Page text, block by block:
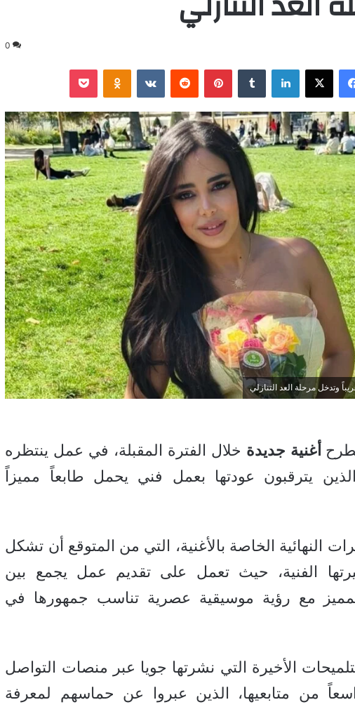
0
فيسبوك ‫X لينكدإن ‏Tumblr بينتيريست ‏Reddit
‏VKontakte
Odnoklassniki
‫Pocket
وتدخل مرحلة العد التنازلي
أغنية جديدة خلال الفترة المقبلة، في عمل ينتظره
يترقبون عودتها بعمل فني يحمل طابعاً مميزاً
النهائية الخاصة بالأغنية، التي من المتوقع أن تشكل
الفنية، حيث تعمل على تقديم عمل يجمع بين
مع رؤية موسيقية عصرية تناسب جمهورها في
الأخيرة التي نشرتها جويا عبر منصات التواصل
من متابعيها، الذين عبروا عن حماسهم لمعرفة